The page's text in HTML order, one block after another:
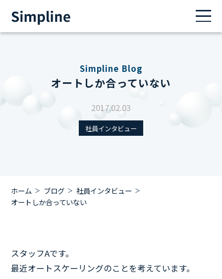
Simpline Blog
オートしか合っていない
2017.02.03
社員インタビュー
ホーム ブログ
社員インタビュー
オートしか合っていない
スタッフAです。
最近オートスケーリングのことを考えています。